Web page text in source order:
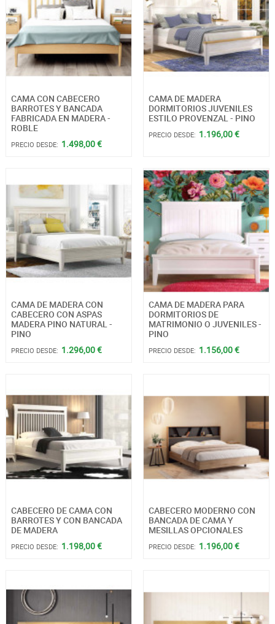
CAMA CON CABECERO
BARROTES Y BANCADA
FABRICADA EN MADERA -
ROBLE
PRECIO DESDE: 1.498,00 €
CAMA DE MADERA
DORMITORIOS JUVENILES
ESTILO PROVENZAL - PINO
PRECIO DESDE: 1.196,00 €
CAMA DE MADERA CON
CABECERO CON ASPAS
MADERA PINO NATURAL -
PINO
PRECIO DESDE: 1.296,00 €
CAMA DE MADERA PARA
DORMITORIOS DE
MATRIMONIO O JUVENILES -
PINO
PRECIO DESDE: 1.156,00 €
CABECERO DE CAMA CON
BARROTES Y CON BANCADA
DE MADERA
PRECIO DESDE: 1.198,00 €
CABECERO MODERNO CON
BANCADA DE CAMA Y
MESILLAS OPCIONALES
PRECIO DESDE: 1.196,00 €